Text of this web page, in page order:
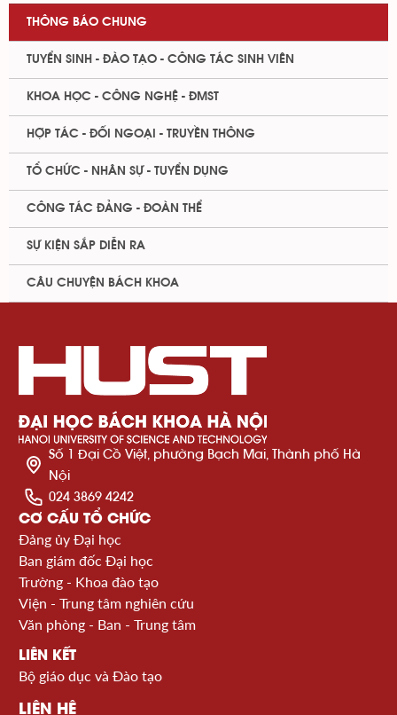
THÔNG BÁO CHUNG
TUYỂN SINH - ĐÀO TẠO - CÔNG TÁC SINH VIÊN
KHOA HỌC - CÔNG NGHỆ - ĐMST
HỢP TÁC - ĐỐI NGOẠI - TRUYỀN THÔNG
TỔ CHỨC - NHÂN SỰ - TUYỂN DỤNG
CÔNG TÁC ĐẢNG - ĐOÀN THỂ
SỰ KIỆN SẮP DIỄN RA
CÂU CHUYỆN BÁCH KHOA
Số 1 Đại Cồ Việt, phường Bạch Mai, Thành phố Hà
Nội
024 3869 4242
CƠ CẤU TỔ CHỨC
Đảng ủy Đại học
Ban giám đốc Đại học
Trường - Khoa đào tạo
Viện - Trung tâm nghiên cứu
Văn phòng - Ban - Trung tâm
LIÊN KẾT
Bộ giáo dục và Đào tạo
LIÊN HỆ